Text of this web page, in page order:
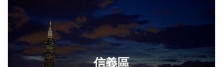
信義區